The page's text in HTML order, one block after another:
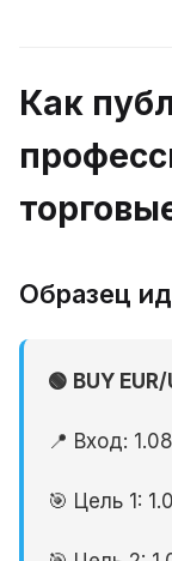
Как
Образец
🟢 BUY
📍 Вход:
🎯 Цель 1: